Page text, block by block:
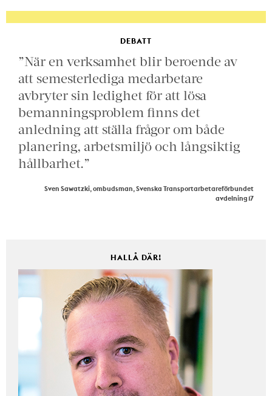
DEBATT
”När en verksamhet blir beroende av
att semesterlediga medarbetare
avbryter sin ledighet för att lösa
bemanningsproblem finns det
anledning att ställa frågor om både
planering, arbetsmiljö och långsiktig
hållbarhet.”
Sven Sawatzki, ombudsman, Svenska Transportarbetareförbundet
avdelning 17
HALLÅ DÄR!